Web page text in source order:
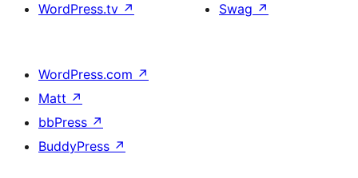
WordPress.tv ↗
Swag ↗
WordPress.com ↗
Matt ↗
bbPress ↗
BuddyPress ↗